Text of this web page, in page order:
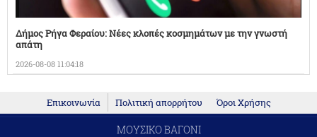
Δήμος Ρήγα Φεραίου: Νέες κλοπές κοσμημάτων με την γνωστή
απάτη
2026-08-08 11:04:18
Επικοινωνία Πολιτική απορρήτου Όροι Χρήσης
ΜΟΥΣΙΚΟ ΒΑΓΟΝΙ